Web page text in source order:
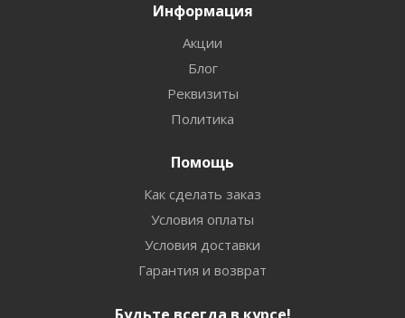
Информация
Акции
Блог
Реквизиты
Политика
Помощь
Как сделать заказ
Условия оплаты
Условия доставки
Гарантия и возврат